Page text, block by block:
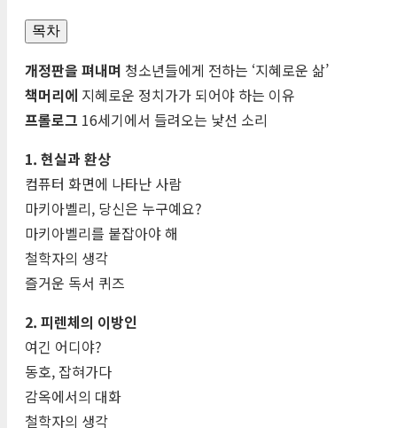
목차
개정판을 펴내며 청소년들에게 전하는 ‘지혜로운 삶’
책머리에 지혜로운 정치가가 되어야 하는 이유
프롤로그 16세기에서 들려오는 낯선 소리
1. 현실과 환상
컴퓨터 화면에 나타난 사람
마키아벨리, 당신은 누구예요?
마키아벨리를 붙잡아야 해
철학자의 생각
즐거운 독서 퀴즈
2. 피렌체의 이방인
여긴 어디야?
동호, 잡혀가다
감옥에서의 대화
철학자의 생각